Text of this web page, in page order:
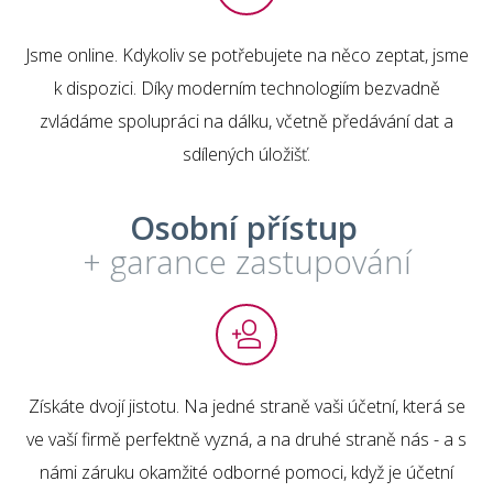
Jsme online. Kdykoliv se potřebujete na něco zeptat, jsme
k dispozici. Díky moderním technologiím bezvadně
zvládáme spolupráci na dálku, včetně předávání dat a
sdílených úložišť.
Osobní přístup
+ garance zastupování
Získáte dvojí jistotu. Na jedné straně vaši účetní, která se
ve vaší firmě perfektně vyzná, a na druhé straně nás - a s
námi záruku okamžité odborné pomoci, když je účetní